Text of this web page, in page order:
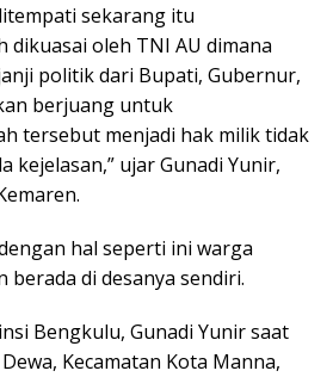
sekarang itu
dikuasai oleh TNI AU dimana
politik dari Bupati, Gubernur,
berjuang untuk
tersebut menjadi hak milik tidak
kejelasan,” ujar Gunadi Yunir,
hal seperti ini warga
berada di desanya sendiri.
Bengkulu, Gunadi Yunir saat
Kecamatan Kota Manna,